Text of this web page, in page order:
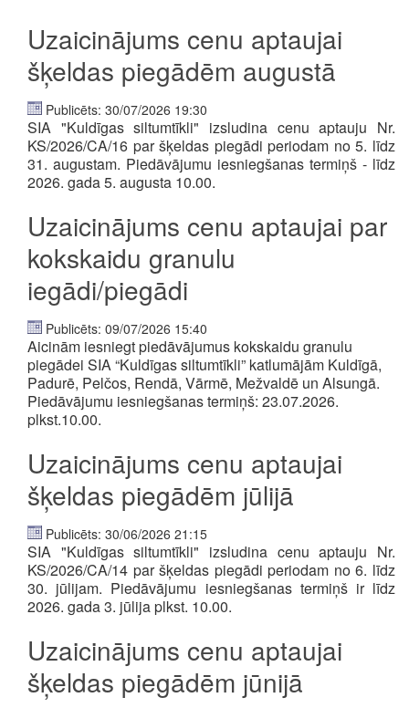
Uzaicinājums cenu aptaujai
šķeldas piegādēm augustā
Publicēts: 30/07/2026 19:30
SIA "Kuldīgas siltumtīkli" izsludina cenu aptauju Nr.
KS/2026/CA/16 par šķeldas piegādi periodam no 5. līdz
31. augustam. Piedāvājumu iesniegšanas termiņš - līdz
2026. gada 5. augusta 10.00.
Uzaicinājums cenu aptaujai par
kokskaidu granulu
iegādi/piegādi
Publicēts: 09/07/2026 15:40
Aicinām iesniegt piedāvājumus kokskaidu granulu
piegādei SIA “Kuldīgas siltumtīkli” katlumājām Kuldīgā,
Padurē, Pelčos, Rendā, Vārmē, Mežvaldē un Alsungā.
Piedāvājumu iesniegšanas termiņš: 23.07.2026.
plkst.10.00.
Uzaicinājums cenu aptaujai
šķeldas piegādēm jūlijā
Publicēts: 30/06/2026 21:15
SIA "Kuldīgas siltumtīkli" izsludina cenu aptauju Nr.
KS/2026/CA/14 par šķeldas piegādi periodam no 6. līdz
30. jūlijam. Piedāvājumu iesniegšanas termiņš ir līdz
2026. gada 3. jūlija plkst. 10.00.
Uzaicinājums cenu aptaujai
šķeldas piegādēm jūnijā